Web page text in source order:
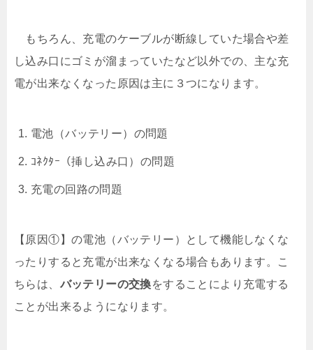
もちろん、充電のケーブルが断線していた場合や差
し込み口にゴミが溜まっていたなど以外での、主な充
電が出来なくなった原因は主に３つになります。
電池（バッテリー）の問題
ｺﾈｸﾀｰ（挿し込み口）の問題
充電の回路の問題
【原因①】の電池（バッテリー）として機能しなくな
ったりすると充電が出来なくなる場合もあります。こ
ちらは、 バッテリーの交換をすることにより充電する
ことが出来るようになります。